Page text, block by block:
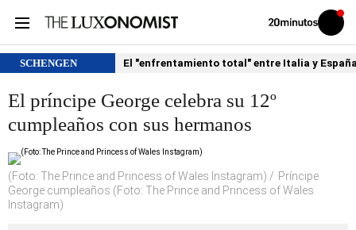
Volver
Iniciar
sesión
SCHENGEN El "enfrentamiento total" entre Italia y
El príncipe George celebra su 12º
cumpleaños con sus hermanos
(Foto: The Prince and Princess of Wales Instagram)
Príncipe
George cumpleaños (Foto: The Prince and Princess of Wales
Instagram)